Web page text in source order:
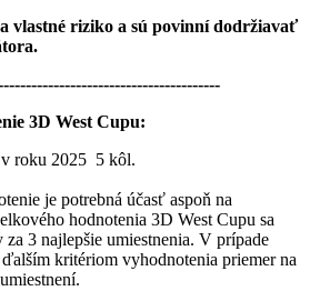
vlastné riziko a sú povinní dodržiavať
3D West Cupu:
roku 2025 5 kôl.
je potrebná účasť aspoň na
hodnotenia 3D West Cupu sa
za 3 najlepšie umiestnenia. V prípade
kritériom vyhodnotenia priemer na